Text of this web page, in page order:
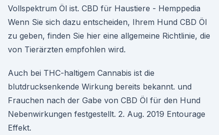
Vollspektrum Öl ist. CBD für Haustiere - Hemppedia
Wenn Sie sich dazu entscheiden, Ihrem Hund CBD Öl
zu geben, finden Sie hier eine allgemeine Richtlinie, die
von Tierärzten empfohlen wird.
Auch bei THC-haltigem Cannabis ist die
blutdrucksenkende Wirkung bereits bekannt. und
Frauchen nach der Gabe von CBD Öl für den Hund
Nebenwirkungen festgestellt. 2. Aug. 2019 Entourage
Effekt.